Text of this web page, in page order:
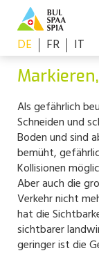
DE FR IT
Als gefährlich
Schneiden und
Boden und sind
bemüht,
Kollisionen
Aber auch die
Verkehr nicht
hat die
sichtbarer
geringer ist die